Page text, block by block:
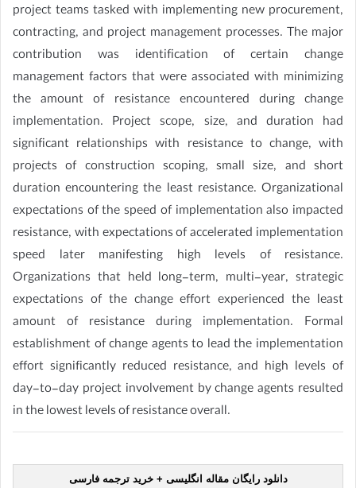
project teams tasked with implementing new procurement,
contracting, and project management processes. The major
contribution was identification of certain change
management factors that were associated with minimizing
the amount of resistance encountered during change
implementation. Project scope, size, and duration had
significant relationships with resistance to change, with
projects of construction scoping, small size, and short
duration encountering the least resistance. Organizational
expectations of the speed of implementation also impacted
resistance, with expectations of accelerated implementation
speed later manifesting high levels of resistance.
Organizations that held long-term, multi-year, strategic
expectations of the change effort experienced the least
amount of resistance during implementation. Formal
establishment of change agents to lead the implementation
effort significantly reduced resistance, and high levels of
day-to-day project involvement by change agents resulted
in the lowest levels of resistance overall.
دانلود رایگان مقاله انگلیسی + خرید ترجمه فارسی